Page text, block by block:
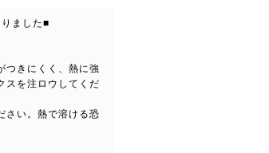
ました■
つきにくく、熱に強
スを注ロウしてくだ
さい。熱で溶ける恐